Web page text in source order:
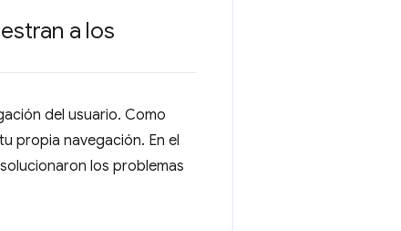
a los
del usuario. Como
propia navegación. En el
los problemas